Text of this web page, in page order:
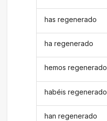
has regenerado
ha regenerado
hemos regenerado
habéis regenerado
han regenerado